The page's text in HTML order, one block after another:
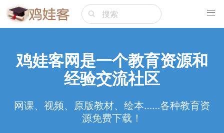
鸡娃客网是一个教育资源和
经验交流社区
网课、视频、原版教材、绘本……各种教育资
源免费下载！